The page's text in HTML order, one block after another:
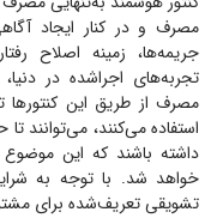
مصرف و در کنار ایجاد
جریمه‌ها، زمینه اصلاح
تجربه‌های اجراشده در
مصرف از طریق این کنتور‌ها
داشته باشند که این
خواهد شد. با توجه به
تشویقی تعریف‌شده برای